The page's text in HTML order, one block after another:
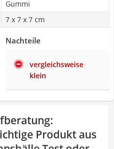
Gummi
7 x 7 x 7 cm
Nachteile
vergleichsweise
klein
:
Produkt aus